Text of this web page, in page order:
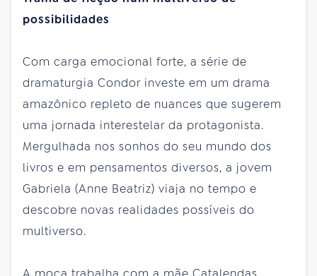
possibilidades
Com carga emocional forte, a série de
dramaturgia Condor investe em um drama
amazônico repleto de nuances que sugerem
uma jornada interestelar da protagonista.
Mergulhada nos sonhos do seu mundo dos
livros e em pensamentos diversos, a jovem
Gabriela (Anne Beatriz) viaja no tempo e
descobre novas realidades possíveis do
multiverso.